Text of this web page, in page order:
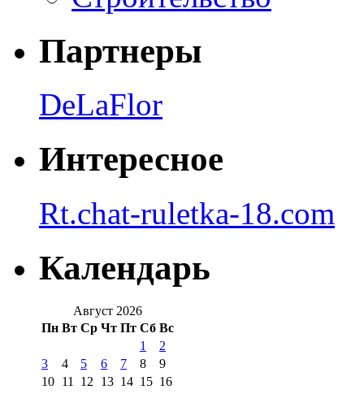
Партнеры
DeLaFlor
Интересное
Rt.chat-ruletka-18.com
Календарь
Август 2026
Пн Вт Ср Чт Пт Сб Вс
1
2
3
4 5 6 7 8
9
10 11 12 13 14 15 16